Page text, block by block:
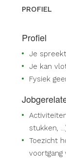
PROFIEL
Profiel
Je
Je kan
Fysiek
stukken,
Toezicht